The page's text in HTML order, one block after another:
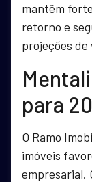
mantêm
retorno e
projeções
para
O Ramo
imóveis
empresarial.